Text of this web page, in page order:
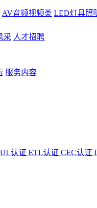
AV音频视频类 LED灯具照
采 人才招聘
服务内容
UL认证 ETL认证 CEC认证